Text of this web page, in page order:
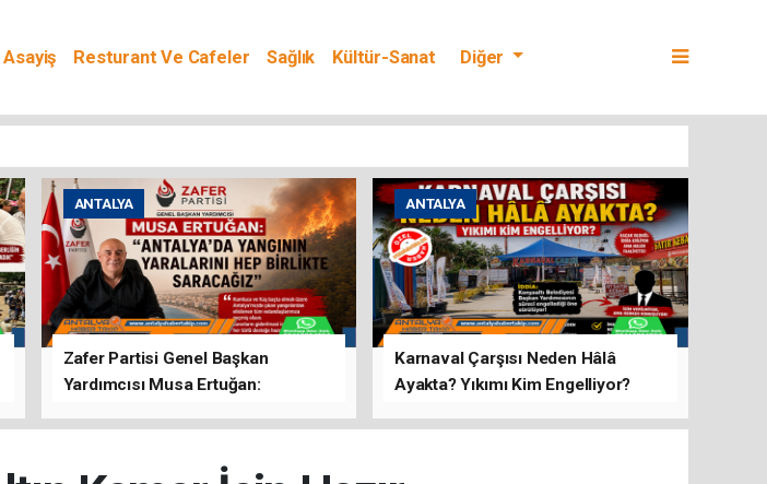
Asayiş Resturant Ve Cafeler Sağlık
Kültür-Sanat
Diğer
ANTALYA
Zafer Partisi Genel Başkan
Yardımcısı Musa Ertuğan:
ANTALYA
Karnaval Çarşısı Neden Hâlâ
Ayakta? Yıkımı Kim Engelliyor?